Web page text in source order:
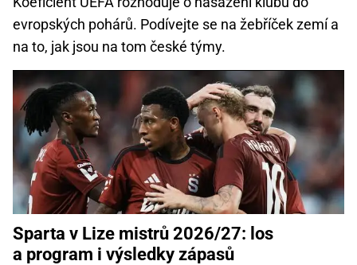
evropských pohárů. Podívejte se na žebříček zemí a
na to, jak jsou na tom české týmy.
Sparta v Lize mistrů 2026/27: los
a program i výsledky zápasů